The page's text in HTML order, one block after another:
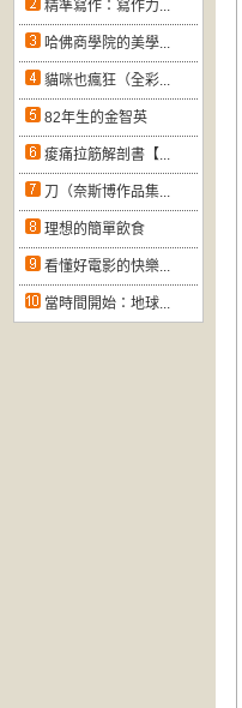
精準寫作：寫作力...
哈佛商學院的美學...
貓咪也瘋狂（全彩...
82年生的金智英
痠痛拉筋解剖書【...
刀（奈斯博作品集...
理想的簡單飲食
看懂好電影的快樂...
當時間開始：地球...